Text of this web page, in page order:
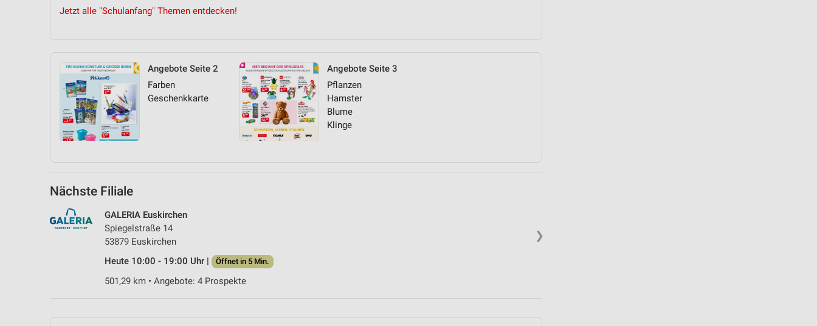
Jetzt alle "Schulanfang" Themen entdecken!
Angebote Seite 2
Farben
Geschenkkarte
Angebote Seite 3
Pflanzen
Hamster
Blume
Klinge
Nächste Filiale
❯
GALERIA Euskirchen
Spiegelstraße 14
53879 Euskirchen
Heute 10:00 - 19:00 Uhr |
Öffnet in 5 Min.
501,29 km • Angebote: 4 Prospekte
Verwendung reduzierter Daten zur Auswahl von Inhalten
Geräte anhand von aktiv angeforderten Informationen identifizieren
Nicht-IAB-Verarbeitungszwecke:
Werbung